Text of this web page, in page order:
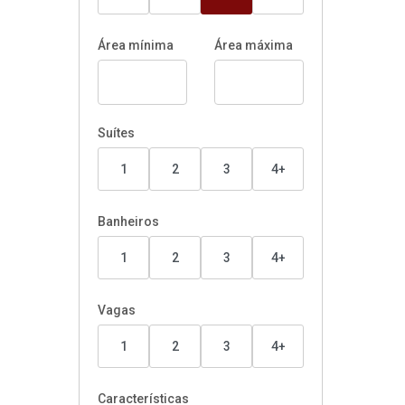
Área mínima Área máxima
Suítes
1 2 3 4+
Banheiros
1 2 3 4+
Vagas
1 2 3 4+
Características